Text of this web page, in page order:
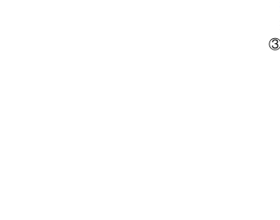
※
※
◈
-